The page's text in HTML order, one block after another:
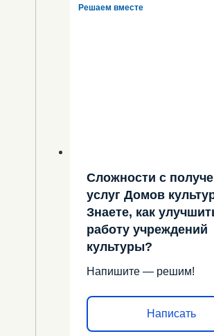
Решаем вместе
Сложности с
услуг Домов
Знаете, как
работу учреждений
культуры?
Напишите — решим!
Написать